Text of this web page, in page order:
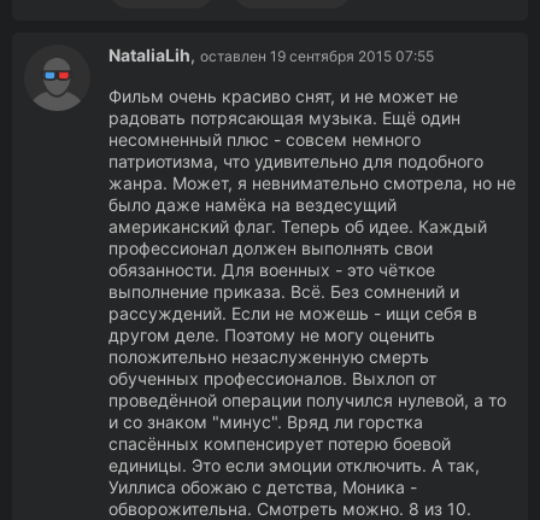
NataliaLih, оставлен 19 сентября 2015 07:55
Фильм очень красиво снят, и не может не
радовать потрясающая музыка. Ещё один
несомненный плюс - совсем немного
патриотизма, что удивительно для подобного
жанра. Может, я невнимательно смотрела, но не
было даже намёка на вездесущий
американский флаг. Теперь об идее. Каждый
профессионал должен выполнять свои
обязанности. Для военных - это чёткое
выполнение приказа. Всё. Без сомнений и
рассуждений. Если не можешь - ищи себя в
другом деле. Поэтому не могу оценить
положительно незаслуженную смерть
обученных профессионалов. Выхлоп от
проведённой операции получился нулевой, а то
и со знаком "минус". Вряд ли горстка
спасённых компенсирует потерю боевой
единицы. Это если эмоции отключить. А так,
Уиллиса обожаю с детства, Моника -
обворожительна. Смотреть можно. 8 из 10.